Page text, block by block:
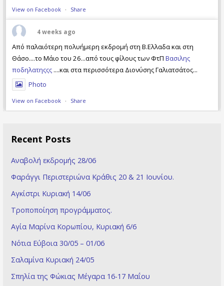
View on Facebook · Share
4 weeks ago
Από παλαιότερη πολυήμερη εκδρομή στη Β.Ελλαδα και στη
Θάσο....το Μάιο του 26...από τους φίλους των ΦτΠΒασιλης
ποδηλατηςςς ....και στα περισσότερα Διονύσης Γαλιατσάτος...
Photo
View on Facebook · Share
Recent Posts
Αναβολή εκδρομής 28/06
Φαράγγι Περιστεριώνα Κράθις 20 & 21 Ioυνίου.
Αγκίστρι Κυριακή 14/06
Τροποποίηση προγράμματος.
Αγία Μαρίνα Κορωπίου, Κυριακή 6/6
Νότια Εύβοια 30/05 – 01/06
Σαλαμίνα Κυριακή 24/05
Σπηλία της Φώκιας Μέγαρα 16-17 Μαΐου